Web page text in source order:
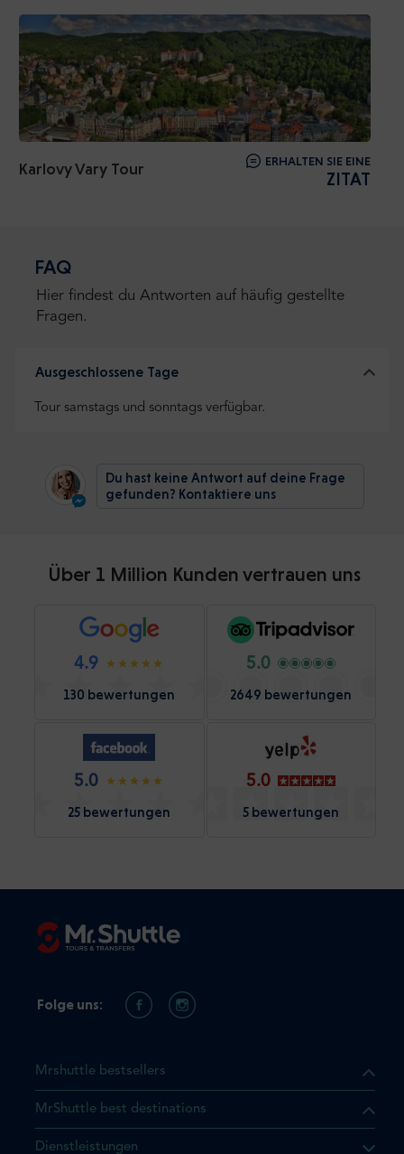
Karlovy Vary Tour ERHALTEN SIE EINE
ZITAT
FAQ
Hier findest du Antworten auf häufig gestellte
Fragen.
Ausgeschlossene Tage
Tour samstags und sonntags verfügbar.
Du hast keine Antwort auf deine Frage
gefunden? Kontaktiere uns
Über 1 Million Kunden vertrauen uns
4.9
130 bewertungen
5.0
2649 bewertungen
5.0
25 bewertungen
5.0
5 bewertungen
dass sich das Produkt, das
Mrshuttle bestsellers
MrShuttle best destinations
Dienstleistungen
Folge uns: